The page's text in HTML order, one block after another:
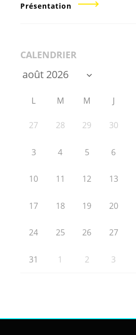
Présentation
CALENDRIER
L M M J
27 28 29 30
3 4 5 6
10 11 12 13
17 18 19 20
24 25 26 27
31 1 2 3